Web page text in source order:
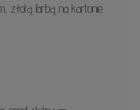
złotą farbą na kartonie